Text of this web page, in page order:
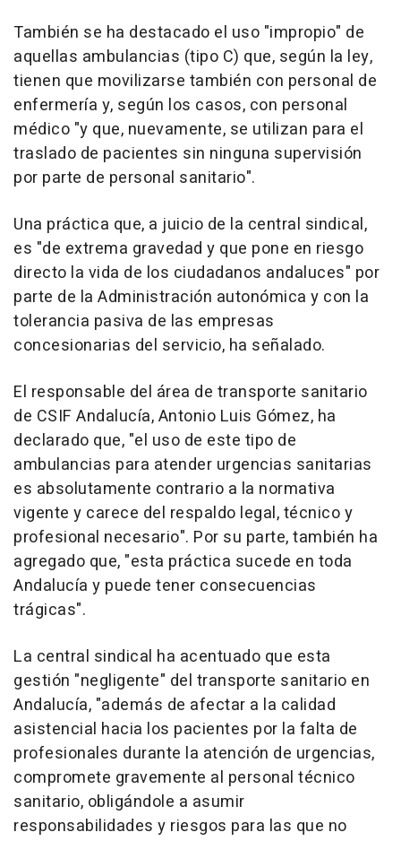
También se ha destacado el uso "impropio" de
aquellas ambulancias (tipo C) que, según la ley,
tienen que movilizarse también con personal de
enfermería y, según los casos, con personal
médico "y que, nuevamente, se utilizan para el
traslado de pacientes sin ninguna supervisión
por parte de personal sanitario".
Una práctica que, a juicio de la central sindical,
es "de extrema gravedad y que pone en riesgo
directo la vida de los ciudadanos andaluces" por
parte de la Administración autonómica y con la
tolerancia pasiva de las empresas
concesionarias del servicio, ha señalado.
El responsable del área de transporte sanitario
de CSIF Andalucía, Antonio Luis Gómez, ha
declarado que, "el uso de este tipo de
ambulancias para atender urgencias sanitarias
es absolutamente contrario a la normativa
vigente y carece del respaldo legal, técnico y
profesional necesario". Por su parte, también ha
agregado que, "esta práctica sucede en toda
Andalucía y puede tener consecuencias
trágicas".
La central sindical ha acentuado que esta
gestión "negligente" del transporte sanitario en
Andalucía, "además de afectar a la calidad
asistencial hacia los pacientes por la falta de
profesionales durante la atención de urgencias,
compromete gravemente al personal técnico
sanitario, obligándole a asumir
responsabilidades y riesgos para las que no